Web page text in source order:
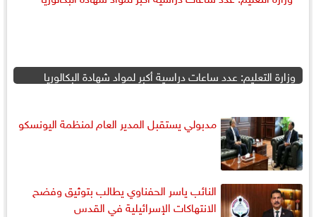
وزارة التعليم: عدد ساعات دراسية أكبر لمواد شهادة البكالوريا
مدبولي يستقبل المدير العام لمنظمة اليونسكو
النائب ياسر الحفناوي يطالب بتوثيق وفضح
الانتهاكات الإسرائيلية في القدس